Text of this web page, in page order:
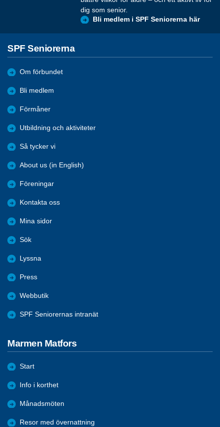
dig som senior.
Bli medlem i SPF Seniorerna här
SPF Seniorerna
Om förbundet
Bli medlem
Förmåner
Utbildning och aktiviteter
Så tycker vi
About us (in English)
Föreningar
Kontakta oss
Mina sidor
Sök
Lyssna
Press
Webbutik
SPF Seniorernas intranät
Marmen Matfors
Start
Info i korthet
Månadsmöten
Resor med övernattning